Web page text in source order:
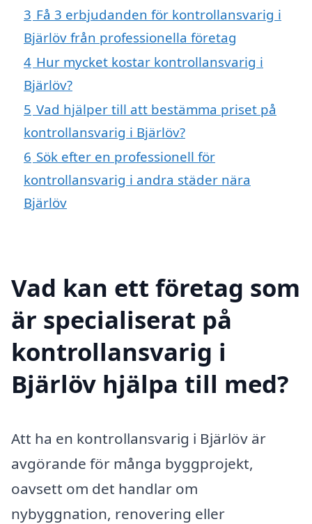
3 Få 3 erbjudanden för kontrollansvarig i
Bjärlöv från professionella företag
4 Hur mycket kostar kontrollansvarig i
Bjärlöv?
5 Vad hjälper till att bestämma priset på
kontrollansvarig i Bjärlöv?
6 Sök efter en professionell för
kontrollansvarig i andra städer nära
Bjärlöv
Vad kan ett företag som
är specialiserat på
kontrollansvarig i
Bjärlöv hjälpa till med?
Att ha en kontrollansvarig i Bjärlöv är
avgörande för många byggprojekt,
oavsett om det handlar om
nybyggnation, renovering eller